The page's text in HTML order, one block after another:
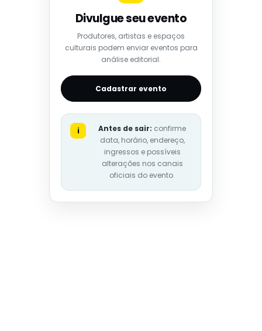
Divulgue seu evento
Produtores, artistas e espaços
culturais podem enviar eventos para
análise editorial.
Cadastrar evento
i Antes de sair: confirme
data, horário, endereço,
ingressos e possíveis
alterações nos canais
oficiais do evento.